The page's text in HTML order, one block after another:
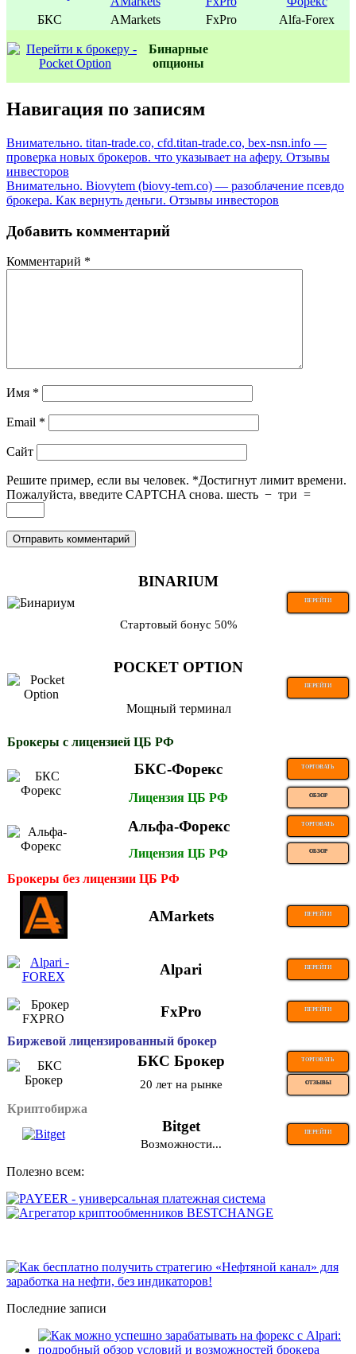
БКС AMarkets FxPro Alfa-Forex
Бинаpные
oпционы
Навигация по записям
Внимательно. titan-trade.co, cfd.titan-trade.co, bex-nsn.info —
проверка новых брокеров. что указывает на аферу. Отзывы
инвесторов
Внимательно. Biovytem (biovy-tem.co) — разоблачение псевдо
брокера. Как вернуть деньги. Отзывы инвесторов
Добавить комментарий
Комментарий *
Имя *
Email *
Сайт
Решите пример, если вы человек. *Достигнут лимит времени.
Пожалуйста, введите CAPTCHA снова. шесть − три =
BINARIUM
ПЕРЕЙТИ
Стартовый бонус 50%
POCKET OPTION
ПЕРЕЙТИ
Мощный терминал
Брокеры с лицензией ЦБ РФ
БКС-Форекс ТОРГОВАТЬ
Лицензия ЦБ РФ ОБЗОР
Альфа-Форекс ТОРГОВАТЬ
Лицензия ЦБ РФ ОБЗОР
Брокеры без лицензии ЦБ РФ
AMarkets ПЕРЕЙТИ
Alpari ПЕРЕЙТИ
FxPro ПЕРЕЙТИ
Биржевой лицензированный брокер
БКС Брокер ТОРГОВАТЬ
20 лет на рынке ОТЗЫВЫ
Криптобиржа
Bitget ПЕРЕЙТИ
Возможности...
Полезно всем:
Последние записи